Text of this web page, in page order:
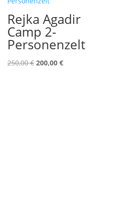
Rejka Agadir
Camp 2-
Personenzelt
250,00€ Ursprünglicher
200,00€Aktueller